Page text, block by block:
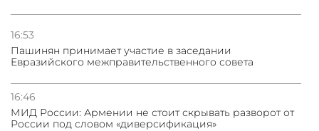
16:53
Пашинян принимает участие в заседании
Евразийского межправительственного совета
16:46
МИД России: Армении не стоит скрывать разворот от
России под словом «диверсификация»